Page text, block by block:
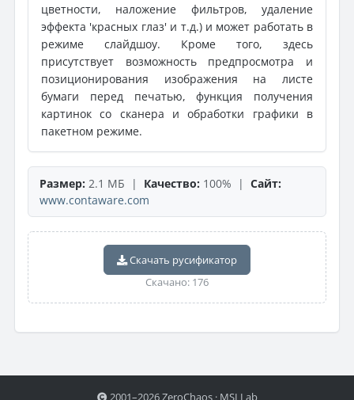
цветности, наложение фильтров, удаление
эффекта 'красных глаз' и т.д.) и может работать в
режиме слайдшоу. Кроме того, здесь
присутствует возможность предпросмотра и
позиционирования изображения на листе
бумаги перед печатью, функция получения
картинок со сканера и обработки графики в
пакетном режиме.
Размер: 2.1 МБ | Качество: 100% | Сайт:
www.contaware.com
Скачать русификатор
Скачано: 176